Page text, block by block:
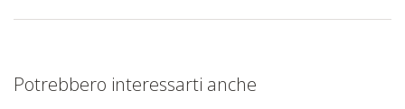
Potrebbero interessarti anche